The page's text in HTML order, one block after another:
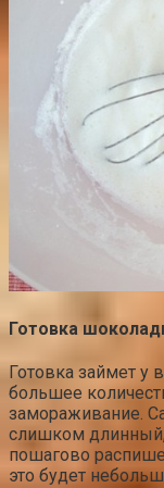
Готовка
Готовка займет у
большее
замораживание.
слишком
пошагово
это будет